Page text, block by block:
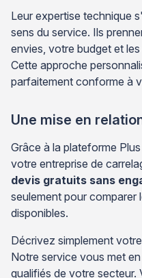
Leur expertise technique
sens du service. Ils
envies, votre budget et
Cette approche
parfaitement conforme à
Une mise en
Grâce à la plateforme
votre entreprise de
devis gratuits sans
seulement pour comparer
disponibles.
Décrivez simplement
Notre service vous met
qualifiés de votre secteur.